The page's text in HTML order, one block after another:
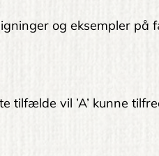
og eksempler på
tilfælde vil ’A’ kunne